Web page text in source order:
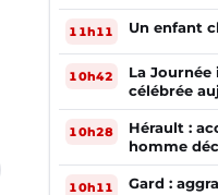
11h11 Un enfant
10h42
La
célébrée
10h28
Hérault :
homme
10h11
Gard :